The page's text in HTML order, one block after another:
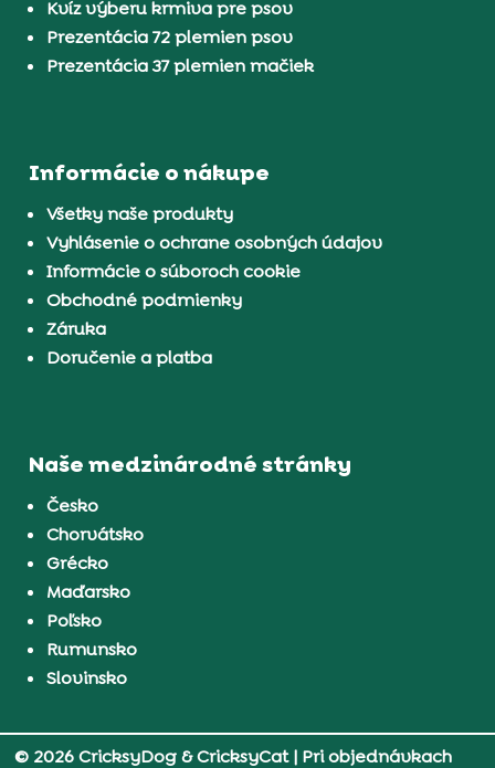
Kvíz výberu krmiva pre psov
Prezentácia 72 plemien psov
Prezentácia 37 plemien mačiek
Informácie o nákupe
Všetky naše produkty
Vyhlásenie o ochrane osobných údajov
Informácie o súboroch cookie
Obchodné podmienky
Záruka
Doručenie a platba
Naše medzinárodné stránky
Česko
Chorvátsko
Grécko
Maďarsko
Poľsko
Rumunsko
Slovinsko
© 2026 CricksyDog & CricksyCat| Pri objednávkach